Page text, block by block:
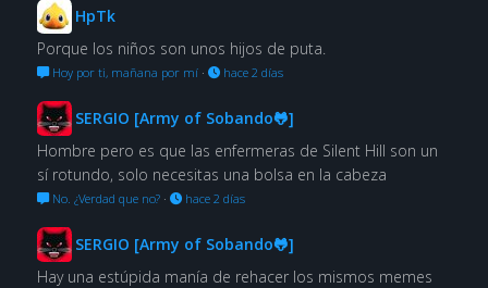
HpTk
Porque los niños son unos hijos de puta.
Hoy por ti, mañana por mí· hace 2 días
SERGIO [Army of Sobando🐸]
Hombre pero es que las enfermeras de Silent Hill son un
sí rotundo, solo necesitas una bolsa en la cabeza
No. ¿Verdad que no?· hace 2 días
SERGIO [Army of Sobando🐸]
Hay una estúpida manía de rehacer los mismos memes